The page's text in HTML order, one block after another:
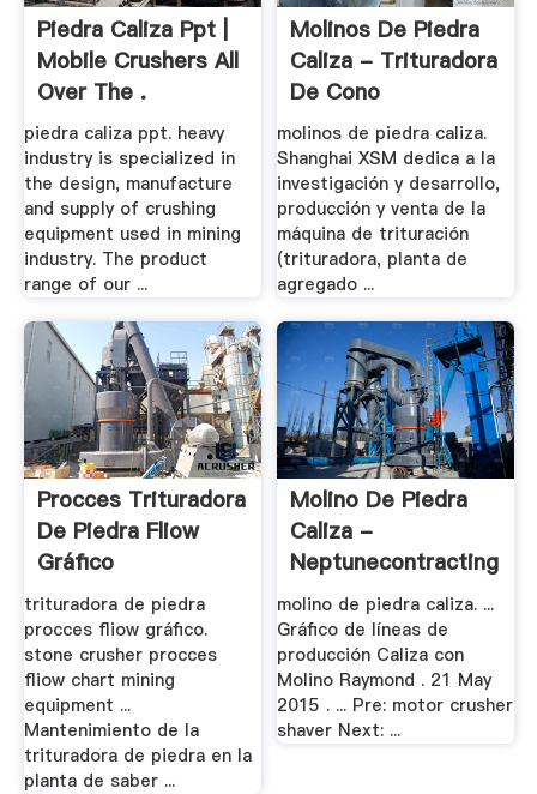
Piedra Caliza Ppt |
Mobile Crushers All
Over The .
piedra caliza ppt. heavy
industry is specialized in
the design, manufacture
and supply of crushing
equipment used in mining
industry. The product
range of our ...
Molinos De Piedra
Caliza - Trituradora
De Cono
molinos de piedra caliza.
Shanghai XSM dedica a la
investigación y desarrollo,
producción y venta de la
máquina de trituración
(trituradora, planta de
agregado ...
Procces Trituradora
De Piedra Fliow
Gráfico
trituradora de piedra
procces fliow gráfico.
stone crusher procces
fliow chart mining
equipment ...
Mantenimiento de la
trituradora de piedra en la
planta de saber ...
Molino De Piedra
Caliza -
Neptunecontracting
molino de piedra caliza. ...
Gráfico de líneas de
producción Caliza con
Molino Raymond . 21 May
2015 . ... Pre: motor crusher
shaver Next: ...